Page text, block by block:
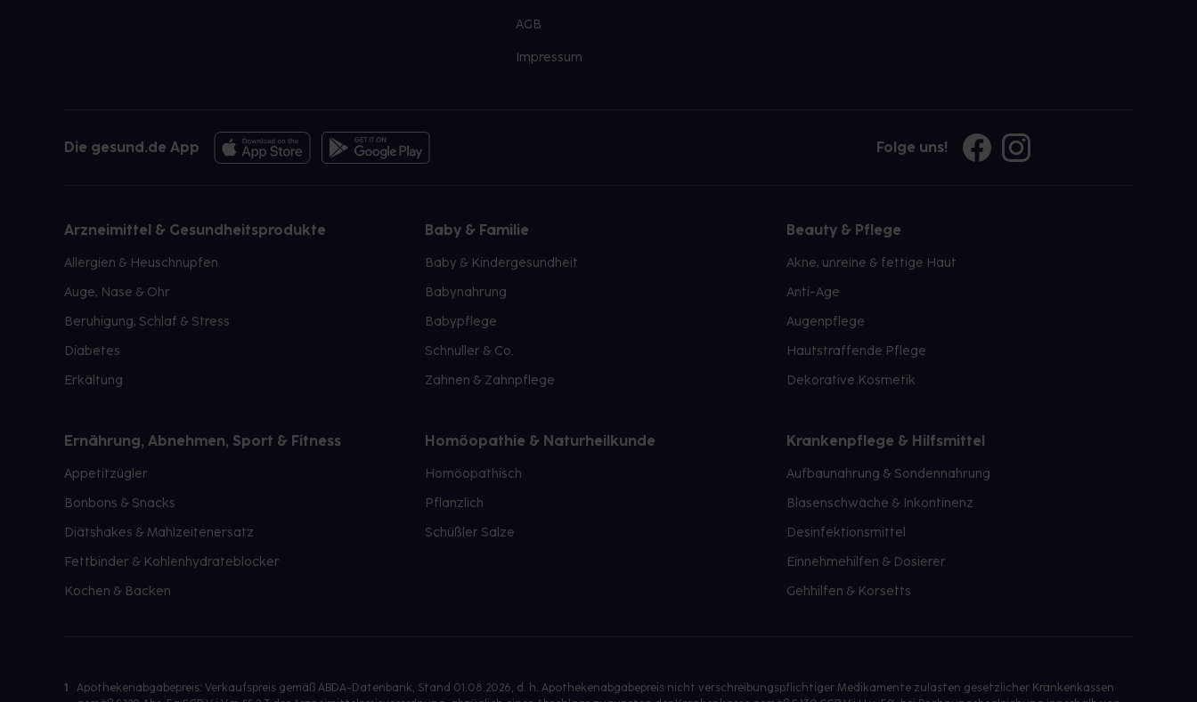
AGB
Impressum
Die gesund.de App Folge uns!
Arzneimittel & Gesundheitsprodukte
Allergien & Heuschnupfen
Auge, Nase & Ohr
Beruhigung, Schlaf & Stress
Diabetes
Erkältung
Baby & Familie
Baby & Kindergesundheit
Babynahrung
Babypflege
Schnuller & Co.
Zahnen & Zahnpflege
Beauty & Pflege
Akne, unreine & fettige Haut
Anti-Age
Augenpflege
Hautstraffende Pflege
Dekorative Kosmetik
Ernährung, Abnehmen, Sport & Fitness
Appetitzügler
Bonbons & Snacks
Diätshakes & Mahlzeitenersatz
Fettbinder & Kohlenhydrateblocker
Kochen & Backen
Homöopathie & Naturheilkunde
Homöopathisch
Pflanzlich
Schüßler Salze
Krankenpflege & Hilfsmittel
Aufbaunahrung & Sondennahrung
Blasenschwäche & Inkontinenz
Desinfektionsmittel
Einnehmehilfen & Dosierer
Gehhilfen & Korsetts
1
Apothekenabgabepreis: Verkaufspreis gemäß ABDA-Datenbank, Stand 01.08.2026, d. h. Apothekenabgabepreis nicht verschreibungspflichtiger Medikamente zulasten gesetzlicher Krankenkassen